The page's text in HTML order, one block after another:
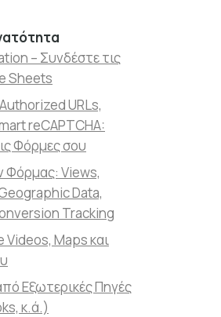
– Συνδέστε τις
Sheets
URLs,
reCAPTCHA:
Φόρμες σου
Φόρμας: Views,
Data,
Tracking
Maps και
Εξωτερικές Πηγές
κ.ά.)